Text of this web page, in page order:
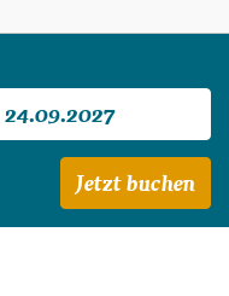
24.09.2027
Jetzt buchen